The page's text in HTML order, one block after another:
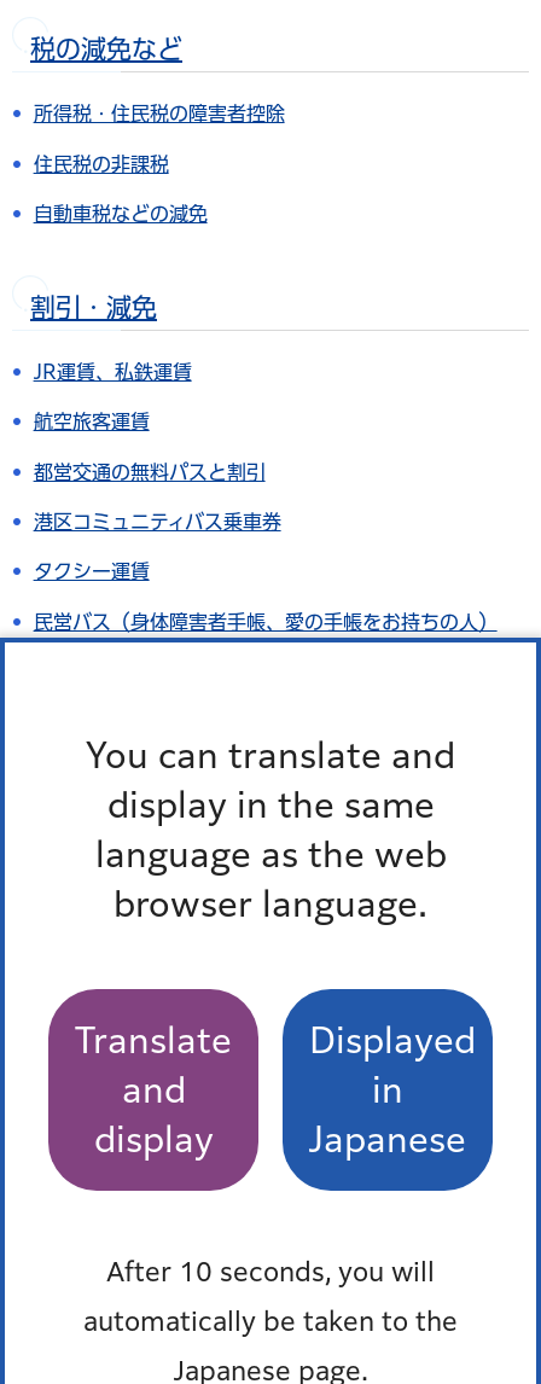
You can translate and
display in the same
language as the web
browser language.
Translate
and
display
Displayed
in
Japanese
After 10 seconds, you will
automatically be taken to the
Japanese page.
税の減免など
所得税・住民税の障害者控除
住民税の非課税
自動車税などの減免
割引・減免
JR運賃、私鉄運賃
航空旅客運賃
都営交通の無料パスと割引
港区コミュニティバス乗車券
タクシー運賃
民営バス（身体障害者手帳、愛の手帳をお持ちの人）
携帯電話使用料など
水道・下水道料金
NHK受信料
郵便料金の減免
区民保養施設「大平台みなと荘」の優先抽選
区立公共駐車場・自転車等駐車場料金の免除
障害保健福祉センターの主な事業
港区社会福祉協議会の主な事業